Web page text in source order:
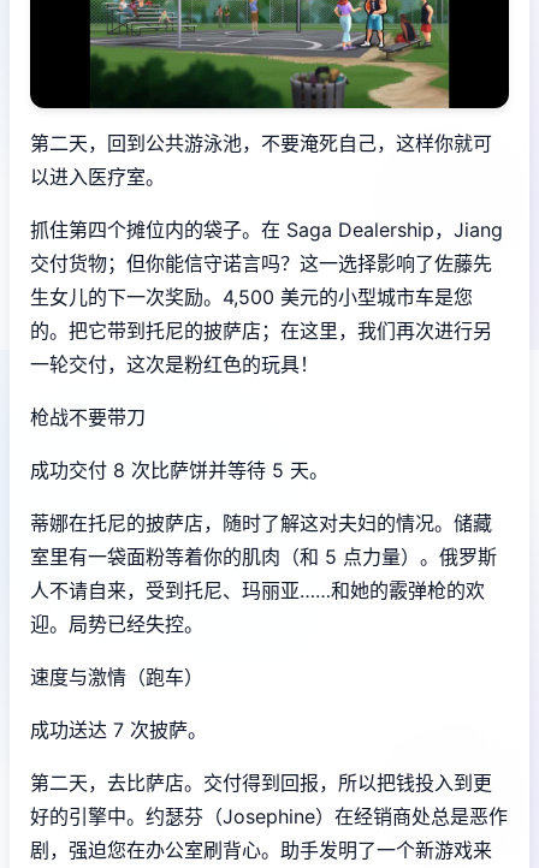
第二天，回到公共游泳池，不要淹死自己，这样你就可
以进入医疗室。
抓住第四个摊位内的袋子。在 Saga Dealership，Jiang
交付货物；但你能信守诺言吗？这一选择影响了佐藤先
生女儿的下一次奖励。4,500 美元的小型城市车是您
的。把它带到托尼的披萨店；在这里，我们再次进行另
一轮交付，这次是粉红色的玩具！
枪战不要带刀
成功交付 8 次比萨饼并等待 5 天。
蒂娜在托尼的披萨店，随时了解这对夫妇的情况。储藏
室里有一袋面粉等着你的肌肉（和 5 点力量）。俄罗斯
人不请自来，受到托尼、玛丽亚……和她的霰弹枪的欢
迎。局势已经失控。
速度与激情（跑车）
成功送达 7 次披萨。
第二天，去比萨店。交付得到回报，所以把钱投入到更
好的引擎中。约瑟芬（Josephine）在经销商处总是恶作
剧，强迫您在办公室刷背心。助手发明了一个新游戏来